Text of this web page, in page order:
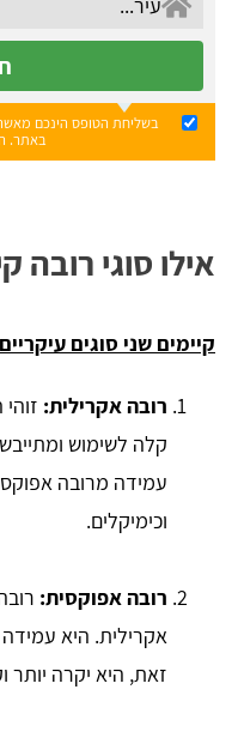
בשליחת הטופס הינכם
באתר.
אילו סוגי רובה
קיימים שני סוגים
רובה אקרילית:
קלה לשימוש
עמידה מרובה
וכימיקלים.
רובה אפוקסית:
אקרילית. היא
זאת, היא יקרה יותר